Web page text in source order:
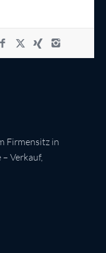
Firmensitz in
Verkauf,